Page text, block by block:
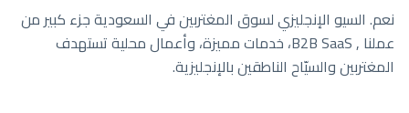
نعم. السيو الإنجليزي لسوق المغتربين في السعودية جزء كبير من
عملنا , B2B SaaS، خدمات مميزة، وأعمال محلية تستهدف
المغتربين والسيّاح الناطقين بالإنجليزية.